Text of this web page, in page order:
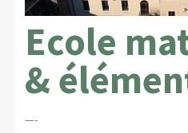
Ecole
&
—-